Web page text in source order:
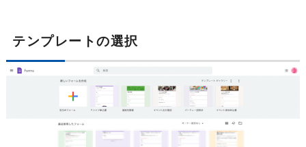
テンプレートの選択